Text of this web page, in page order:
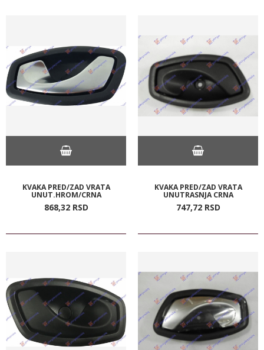
KVAKA PRED/ZAD VRATA
UNUT.HROM/CRNA
868,32 RSD
KVAKA PRED/ZAD VRATA
UNUTRASNJA CRNA
747,72 RSD